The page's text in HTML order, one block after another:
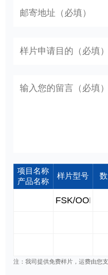
项目名称
产品名称
样片型号
注：我司提供免费样片，运费由您